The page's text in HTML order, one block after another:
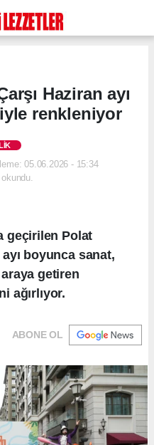
Haziran ayı
renkleniyor
05.06.2026 - 15:34
geçirilen Polat
boyunca sanat,
getiren
ağırlıyor.
ABONE OL